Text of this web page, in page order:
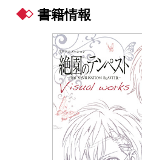
グッズ
会社情報
スクウェア・エニックス サイト内検索
書籍情報